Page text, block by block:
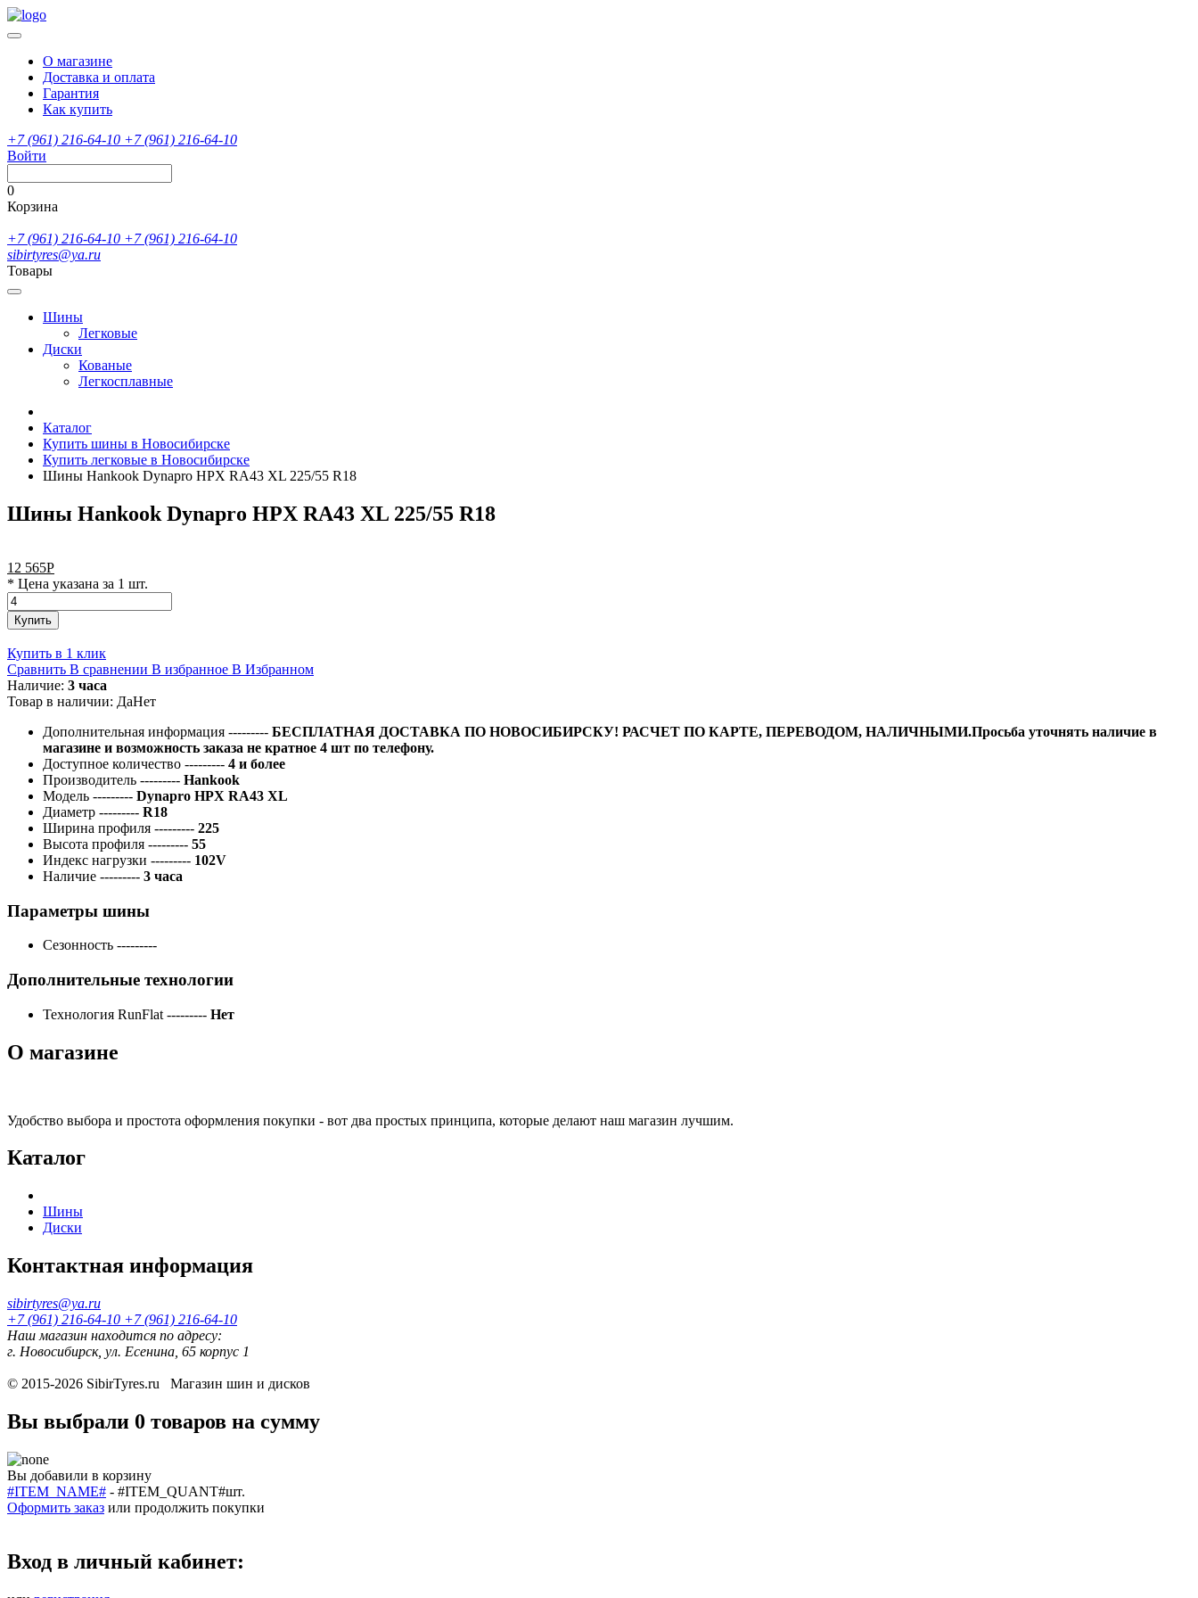
О магазине
Доставка и оплата
Гарантия
Как купить
+7 (961) 216-64-10 +7 (961) 216-64-10
Войти
0
Корзина
+7 (961) 216-64-10 +7 (961) 216-64-10
sibirtyres@ya.ru
Товары
Шины
Легковые
Диски
Кованые
Легкосплавные
Каталог
Купить шины в Новосибирске
Купить легковые в Новосибирске
Шины Hankook Dynapro HPX RA43 XL 225/55 R18
Шины Hankook Dynapro HPX RA43 XL 225/55 R18
12 565Р
* Цена указана за 1 шт.
Купить
Купить в 1 клик
Сравнить В сравнении В избранное В Избранном
Наличие: 3 часа
Товар в наличии: ДаНет
Дополнительная информация --------- БЕСПЛАТНАЯ ДОСТАВКА ПО НОВОСИБИРСКУ! РАСЧЕТ ПО КАРТЕ, ПЕРЕВОДОМ, НАЛИЧНЫМИ.Просьба уточнять наличие в
магазине и возможность заказа не кратное 4 шт по телефону.
Доступное количество --------- 4 и более
Производитель --------- Hankook
Модель --------- Dynapro HPX RA43 XL
Диаметр --------- R18
Ширина профиля --------- 225
Высота профиля --------- 55
Индекс нагрузки --------- 102V
Наличие --------- 3 часа
Параметры шины
Сезонность ---------
Дополнительные технологии
Технология RunFlat --------- Нет
О магазине
Удобство выбора и простота оформления покупки - вот два простых принципа, которые делают наш магазин лучшим.
Каталог
Шины
Диски
Контактная информация
sibirtyres@ya.ru
+7 (961) 216-64-10 +7 (961) 216-64-10
Наш магазин находится по адресу:
г. Новосибирск, ул. Есенина, 65 корпус 1
© 2015-2026 SibirTyres.ru Магазин шин и дисков
Вы выбрали 0 товаров на сумму
Вы добавили в корзину
#ITEM_NAME# - #ITEM_QUANT#шт.
Оформить заказ или продолжить покупки
Вход в личный кабинет: